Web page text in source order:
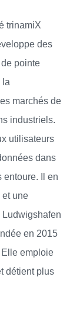
trinamiX
des
pointe
la
marchés de
industriels.
utilisateurs
dans
entoure. Il en
et une
en 2015
emploie
détient plus